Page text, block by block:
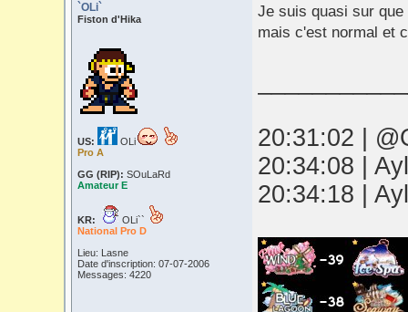
`OLi`
Fiston d'Hika
US:
OLi
Pro A
GG (RIP): SOuLaRd
Amateur E
KR:
OLi``
National Pro D
Lieu: Lasne
Date d'inscription: 07-07-2006
Messages: 4220
Je suis quasi sur
mais c'est normal et
20:31:02 |
20:34:08 |
20:34:18 |